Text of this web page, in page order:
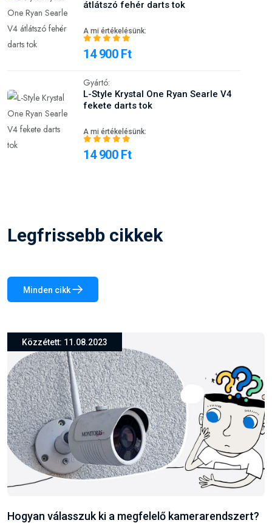
átlátszó fehér darts tok
A mi értékelésünk:
14 900 Ft
Gyártó:
L-Style Krystal One Ryan Searle V4
fekete darts tok
A mi értékelésünk:
14 900 Ft
Legfrissebb cikkek
Minden cikk
Közzétett: 26.03.2024
Hogyan válasszunk darts nyilat?